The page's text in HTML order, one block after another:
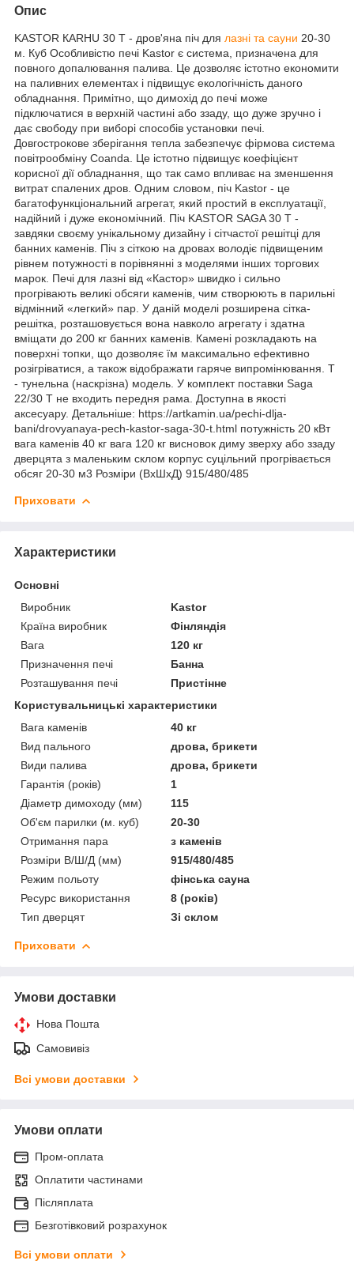
Опис
KASTOR КARHU 30 T - дров'яна піч для лазні та сауни 20-30
м. Куб Особливістю печі Kastor є система, призначена для
повного допалювання палива. Це дозволяє істотно економити
на паливних елементах і підвищує екологічність даного
обладнання. Примітно, що димохід до печі може
підключатися в верхній частині або ззаду, що дуже зручно і
дає свободу при виборі способів установки печі.
Довгострокове зберігання тепла забезпечує фірмова система
повітрообміну Coanda. Це істотно підвищує коефіцієнт
корисної дії обладнання, що так само впливає на зменшення
витрат спалених дров. Одним словом, піч Kastor - це
багатофункціональний агрегат, який простий в експлуатації,
надійний і дуже економічний. Піч KASTOR SAGA 30 Т -
завдяки своєму унікальному дизайну і сітчастої решітці для
банних каменів. Піч з сіткою на дровах володіє підвищеним
рівнем потужності в порівнянні з моделями інших торгових
марок. Печі для лазні від «Кастор» швидко і сильно
прогрівають великі обсяги каменів, чим створюють в парильні
відмінний «легкий» пар. У даній моделі розширена сітка-
решітка, розташовується вона навколо агрегату і здатна
вміщати до 200 кг банних каменів. Камені розкладають на
поверхні топки, що дозволяє їм максимально ефективно
розігріватися, а також відображати гаряче випромінювання. T
- тунельна (наскрізна) модель. У комплект поставки Saga
22/30 T не входить передня рама. Доступна в якості
аксесуару. Детальніше: https://artkamin.ua/pechi-dlja-
bani/drovyanaya-pech-kastor-saga-30-t.html потужність 20 кВт
вага каменів 40 кг вага 120 кг висновок диму зверху або ззаду
дверцята з маленьким склом корпус суцільний прогрівається
обсяг 20-30 м3 Розміри (ВхШхД) 915/480/485
Приховати
Характеристики
Основні
Виробник
Kastor
Країна виробник
Фінляндія
Вага
120 кг
Призначення печі
Банна
Розташування печі
Пристінне
Користувальницькі характеристики
Вага каменів
40 кг
Вид пального
дрова, брикети
Види палива
дрова, брикети
Гарантія (років)
1
Діаметр димоходу (мм)
115
Об'єм парилки (м. куб)
20-30
Отримання пара
з каменів
Розміри В/Ш/Д (мм)
915/480/485
Режим польоту
фінська сауна
Ресурс використання
8 (років)
Тип дверцят
Зі склом
Приховати
Умови доставки
Нова Пошта
Самовивіз
Всі умови доставки
Умови оплати
Пром-оплата
Оплатити частинами
Післяплата
Безготівковий розрахунок
Всі умови оплати